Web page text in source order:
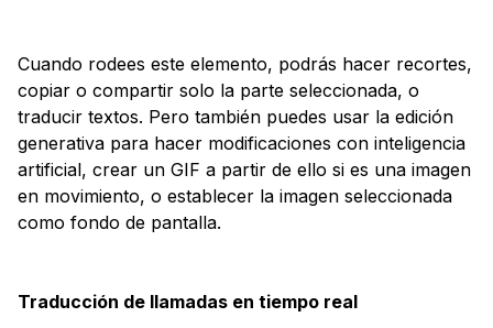
Cuando rodees este elemento, podrás hacer recortes,
copiar o compartir solo la parte seleccionada, o
traducir textos. Pero también puedes usar la edición
generativa para hacer modificaciones con inteligencia
artificial, crear un GIF a partir de ello si es una imagen
en movimiento, o establecer la imagen seleccionada
como fondo de pantalla.
Traducción de llamadas en tiempo real